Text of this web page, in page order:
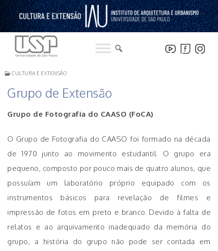
Pular
para
conteúdo
CULTURA E EXTENSÃO
Grupo de Extensão
Grupo de Fotografia do CAASO (FoCA)
O Grupo de Fotografia do CAASO foi formado na década
de 1970 junto ao movimento estudantil. O grupo era
pequeno, composto por pouco mais de quatro alunos, que
possuíam um laboratório próprio equipado com os
instrumentos básicos para revelação de filmes e
impressão de fotos em preto e branco. Devido à falta de
relatos e ao arquivamento inadequado da memória do
grupo, a história do grupo não pode ser contada em